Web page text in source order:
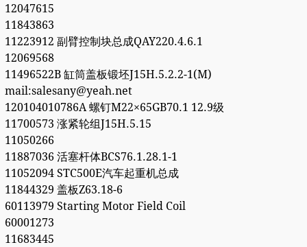
12047615
11843863
11223912 副臂控制块总成QAY220.4.6.1
12069568
11496522B 缸筒盖板锻坯J15H.5.2.2-1(M)
mail:salesany@yeah.net
120104010786A 螺钉M22×65GB70.1 12.9级
11700573 涨紧轮组J15H.5.15
11050266
11887036 活塞杆体BCS76.1.28.1-1
11052094 STC500E汽车起重机总成
11844329 盖板Z63.18-6
60113979 Starting Motor Field Coil
60001273
11683445